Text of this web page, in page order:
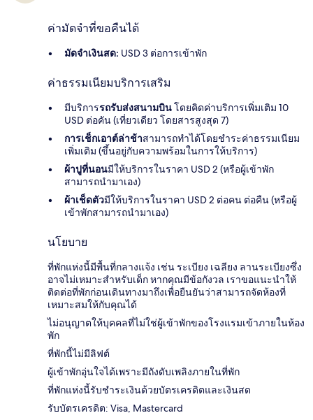
ค่ามัดจำที่ขอคืนได้
มัดจำเงินสด: USD 3 ต่อการเข้าพัก
ค่าธรรมเนียมบริการเสริม
มีบริการรถรับส่งสนามบินโดยคิดค่าบริการเพิ่มเติม 10
USD ต่อคัน (เที่ยวเดียว โดยสารสูงสุด 7)
การเช็กเอาต์ล่าช้าสามารถทำได้โดยชำระค่าธรรมเนียม
เพิ่มเติม (ขึ้นอยู่กับความพร้อมในการให้บริการ)
ผ้าปูที่นอนมีให้บริการในราคา USD 2 (หรือผู้เข้าพัก
สามารถนำมาเอง)
ผ้าเช็ดตัวมีให้บริการในราคา USD 2 ต่อคน ต่อคืน (หรือผู้
เข้าพักสามารถนำมาเอง)
นโยบาย
ที่พักแห่งนี้มีพื้นที่กลางแจ้ง เช่น ระเบียง เฉลียง ลานระเบียงซึ่ง
อาจไม่เหมาะสำหรับเด็ก หากคุณมีข้อกังวล เราขอแนะนำให้
ติดต่อที่พักก่อนเดินทางมาถึงเพื่อยืนยันว่าสามารถจัดห้องที่
เหมาะสมให้กับคุณได้
ไม่อนุญาตให้บุคคลที่ไม่ใช่ผู้เข้าพักของโรงแรมเข้าภายในห้อง
พัก
ที่พักนี้ไม่มีลิฟต์
ผู้เข้าพักอุ่นใจได้เพราะมีถังดับเพลิงภายในที่พัก
ที่พักแห่งนี้รับชำระเงินด้วยบัตรเครดิตและเงินสด
รับบัตรเครดิต: Visa, Mastercard